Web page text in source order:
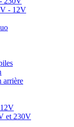
- 12V
arrière
et 230V